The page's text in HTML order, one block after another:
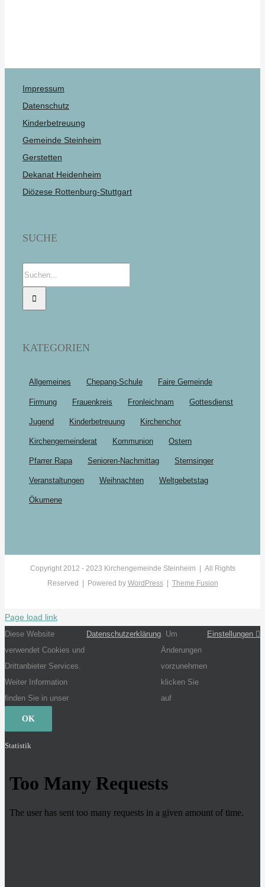
Impressum
Datenschutz
Kinderbetreuung
Gemeinde Steinheim
Gerstetten
Dekanat Heidenheim
Diözese Rottenburg-Stuttgart
SUCHE
Suche
nach:
KATEGORIEN
Allgemeines Chepang-Schule Faire Gemeinde
Firmung Frauenkreis Fronleichnam Gottesdienst
Jugend Kinderbetreuung Kirchenchor
Kirchengemeinderat Kommunion Ostern
Pfarrer Rapa Senioren-Nachmittag Sternsinger
Veranstaltungen Weihnachten Weltgebetstag
Ökumene
Copyright 2012 - 2023 Kirchengemeinde Steinheim | All Rights
Reserved | Powered by WordPress| Theme Fusion
Page load link
Diese Website
verwendet Cookies und
Drittanbieter Services.
Weiter Information
finden Sie in unser
Datenschutzerklärung . Um
Änderungen
vorzunehmen
klicken Sie
auf
Einstellungen
OK
Statistik